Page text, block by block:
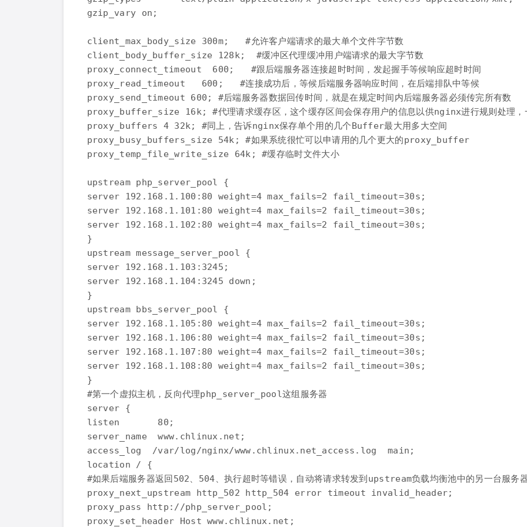
gzip_vary on;
client_max_body_size 300m;   #允许客户端请求的最大单个文件字节数
client_body_buffer_size 128k;  #缓冲区代理缓冲用户端请求的最大字节数
proxy_connect_timeout  600;   #跟后端服务器连接超时时间，发起握手等候响应超时时间
proxy_read_timeout   600;   #连接成功后，等候后端服务器响应时间，在后端排队中等候
proxy_send_timeout 600; #后端服务器数据回传时间，就是在规定时间内后端服务器必须传完所有数
proxy_buffer_size 16k; #代理请求缓存区，这个缓存区间会保存用户的信息以供nginx进行规则处理，一
proxy_buffers 4 32k; #同上，告诉nginx保存单个用的几个Buffer最大用多大空间
proxy_busy_buffers_size 54k; #如果系统很忙可以申请用的几个更大的proxy_buffer
proxy_temp_file_write_size 64k; #缓存临时文件大小
upstream php_server_pool {
server 192.168.1.100:80 weight=4 max_fails=2 fail_timeout=30s;
server 192.168.1.101:80 weight=4 max_fails=2 fail_timeout=30s;
server 192.168.1.102:80 weight=4 max_fails=2 fail_timeout=30s;
}
upstream message_server_pool {
server 192.168.1.103:3245;
server 192.168.1.104:3245 down;
}
upstream bbs_server_pool {
server 192.168.1.105:80 weight=4 max_fails=2 fail_timeout=30s;
server 192.168.1.106:80 weight=4 max_fails=2 fail_timeout=30s;
server 192.168.1.107:80 weight=4 max_fails=2 fail_timeout=30s;
server 192.168.1.108:80 weight=4 max_fails=2 fail_timeout=30s;
}
#第一个虚拟主机，反向代理php_server_pool这组服务器
server {
listen       80;
server_name  www.chlinux.net;
access_log  /var/log/nginx/www.chlinux.net_access.log  main;
location / {
#如果后端服务器返回502、504、执行超时等错误，自动将请求转发到upstream负载均衡池中的另一台服务器
proxy_next_upstream http_502 http_504 error timeout invalid_header;
proxy_pass http://php_server_pool;
proxy_set_header Host www.chlinux.net;